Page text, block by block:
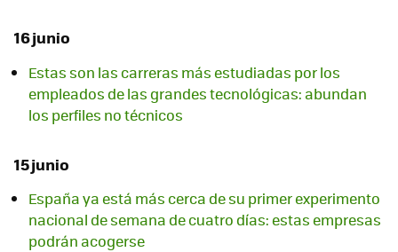
16 junio
Estas son las carreras más estudiadas por los
empleados de las grandes tecnológicas: abundan
los perfiles no técnicos
15 junio
España ya está más cerca de su primer experimento
nacional de semana de cuatro días: estas empresas
podrán acogerse